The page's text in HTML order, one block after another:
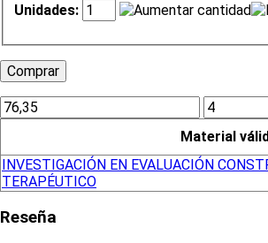
Unidades:
Material
INVESTIGACIÓN EN EVALUACIÓN
TERAPÉUTICO
Reseña